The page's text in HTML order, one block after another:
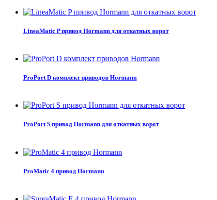
LineaMatic P привод Hormann для откатных ворот
ProPort D комплект приводов Hormann
ProPort S привод Hormann для откатных ворот
ProMatic 4 привод Hormann